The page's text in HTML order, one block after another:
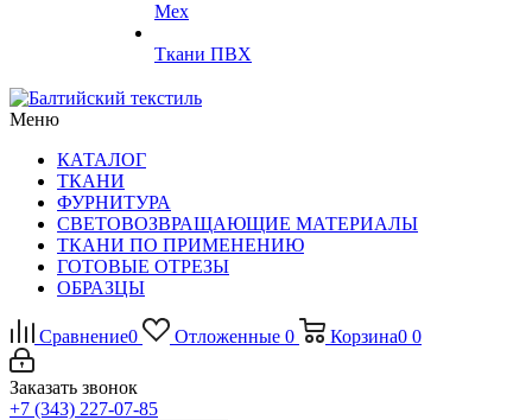
Мех
Ткани ПВХ
Меню
КАТАЛОГ
ТКАНИ
ФУРНИТУРА
СВЕТОВОЗВРАЩАЮЩИЕ МАТЕРИАЛЫ
ТКАНИ ПО ПРИМЕНЕНИЮ
ГОТОВЫЕ ОТРЕЗЫ
ОБРАЗЦЫ
Сравнение0 Отложенные 0 Корзина0 0
Заказать звонок
+7 (343) 227-07-85